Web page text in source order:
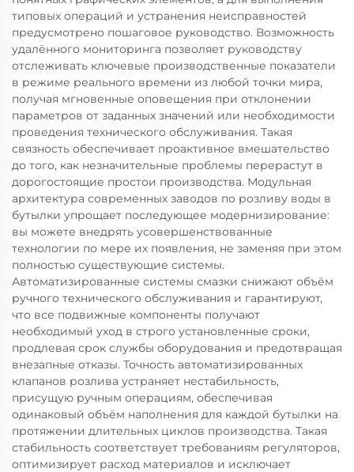
типовых операций и устранения неисправностей
предусмотрено пошаговое руководство. Возможность
удалённого мониторинга позволяет руководству
отслеживать ключевые производственные показатели
в режиме реального времени из любой точки мира,
получая мгновенные оповещения при отклонении
параметров от заданных значений или необходимости
проведения технического обслуживания. Такая
связность обеспечивает проактивное вмешательство
до того, как незначительные проблемы перерастут в
дорогостоящие простои производства. Модульная
архитектура современных заводов по розливу воды в
бутылки упрощает последующее модернизирование:
вы можете внедрять усовершенствованные
технологии по мере их появления, не заменяя при этом
полностью существующие системы.
Автоматизированные системы смазки снижают объём
ручного технического обслуживания и гарантируют,
что все подвижные компоненты получают
необходимый уход в строго установленные сроки,
продлевая срок службы оборудования и предотвращая
внезапные отказы. Точность автоматизированных
клапанов розлива устраняет нестабильность,
присущую ручным операциям, обеспечивая
одинаковый объём наполнения для каждой бутылки на
протяжении длительных циклов производства. Такая
стабильность соответствует требованиям регуляторов,
оптимизирует расход материалов и исключает